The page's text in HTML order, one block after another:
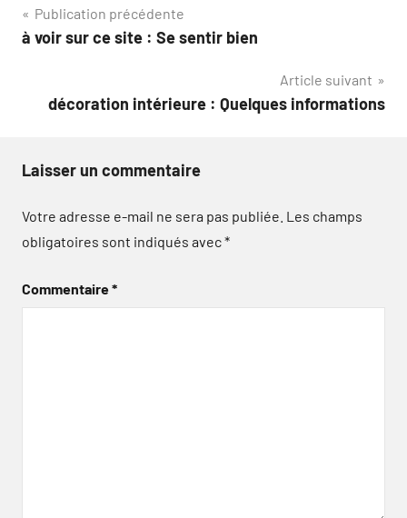
Navigation
de
Publication précédente
à voir sur ce site : Se sentir bien
Article suivant
décoration intérieure : Quelques informations
Laisser un commentaire
Votre adresse e-mail ne sera pas publiée. Les champs
obligatoires sont indiqués avec*
Commentaire*